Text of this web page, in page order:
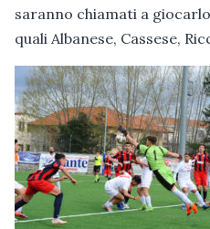
saranno chiamati a
quali Albanese, Cassese,